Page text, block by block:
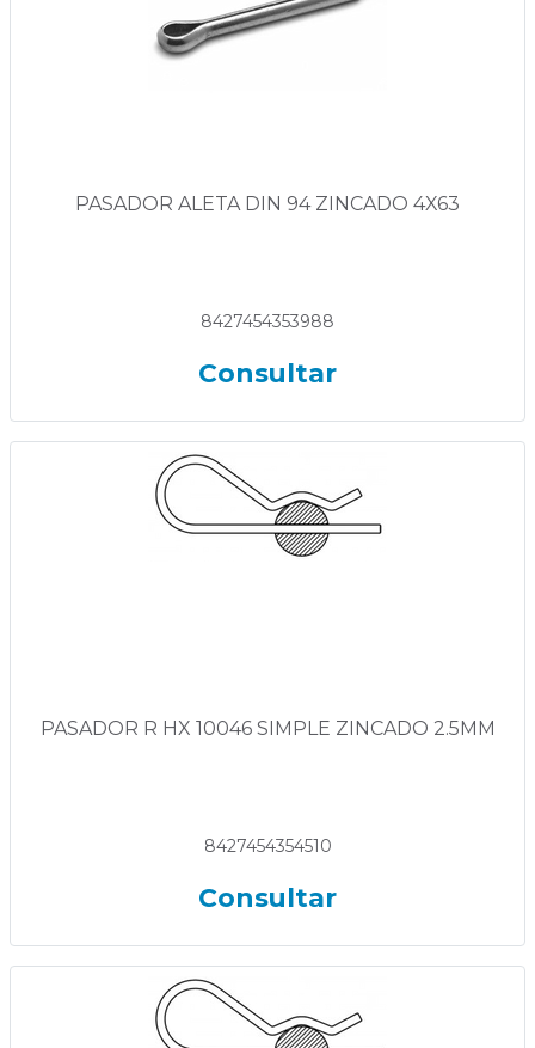
PASADOR ALETA DIN 94 ZINCADO 4X63
8427454353988
Consultar
PASADOR R HX 10046 SIMPLE ZINCADO 2.5MM
8427454354510
Consultar